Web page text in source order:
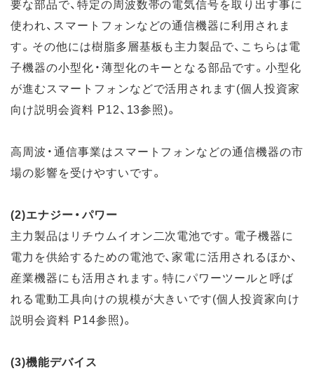
要な部品で、特定の周波数帯の電気信号を取り出す事に
使われ、スマートフォンなどの通信機器に利用されま
す。その他には樹脂多層基板も主力製品で、こちらは電
子機器の小型化・薄型化のキーとなる部品です。小型化
が進むスマートフォンなどで活用されます(個人投資家
向け説明会資料 P12、13参照)。
高周波・通信事業はスマートフォンなどの通信機器の市
場の影響を受けやすいです。
(2)エナジー・パワー
主力製品はリチウムイオン二次電池です。電子機器に
電力を供給するための電池で、家電に活用されるほか、
産業機器にも活用されます。特にパワーツールと呼ば
れる電動工具向けの規模が大きいです(個人投資家向け
説明会資料 P14参照)。
(3)機能デバイス